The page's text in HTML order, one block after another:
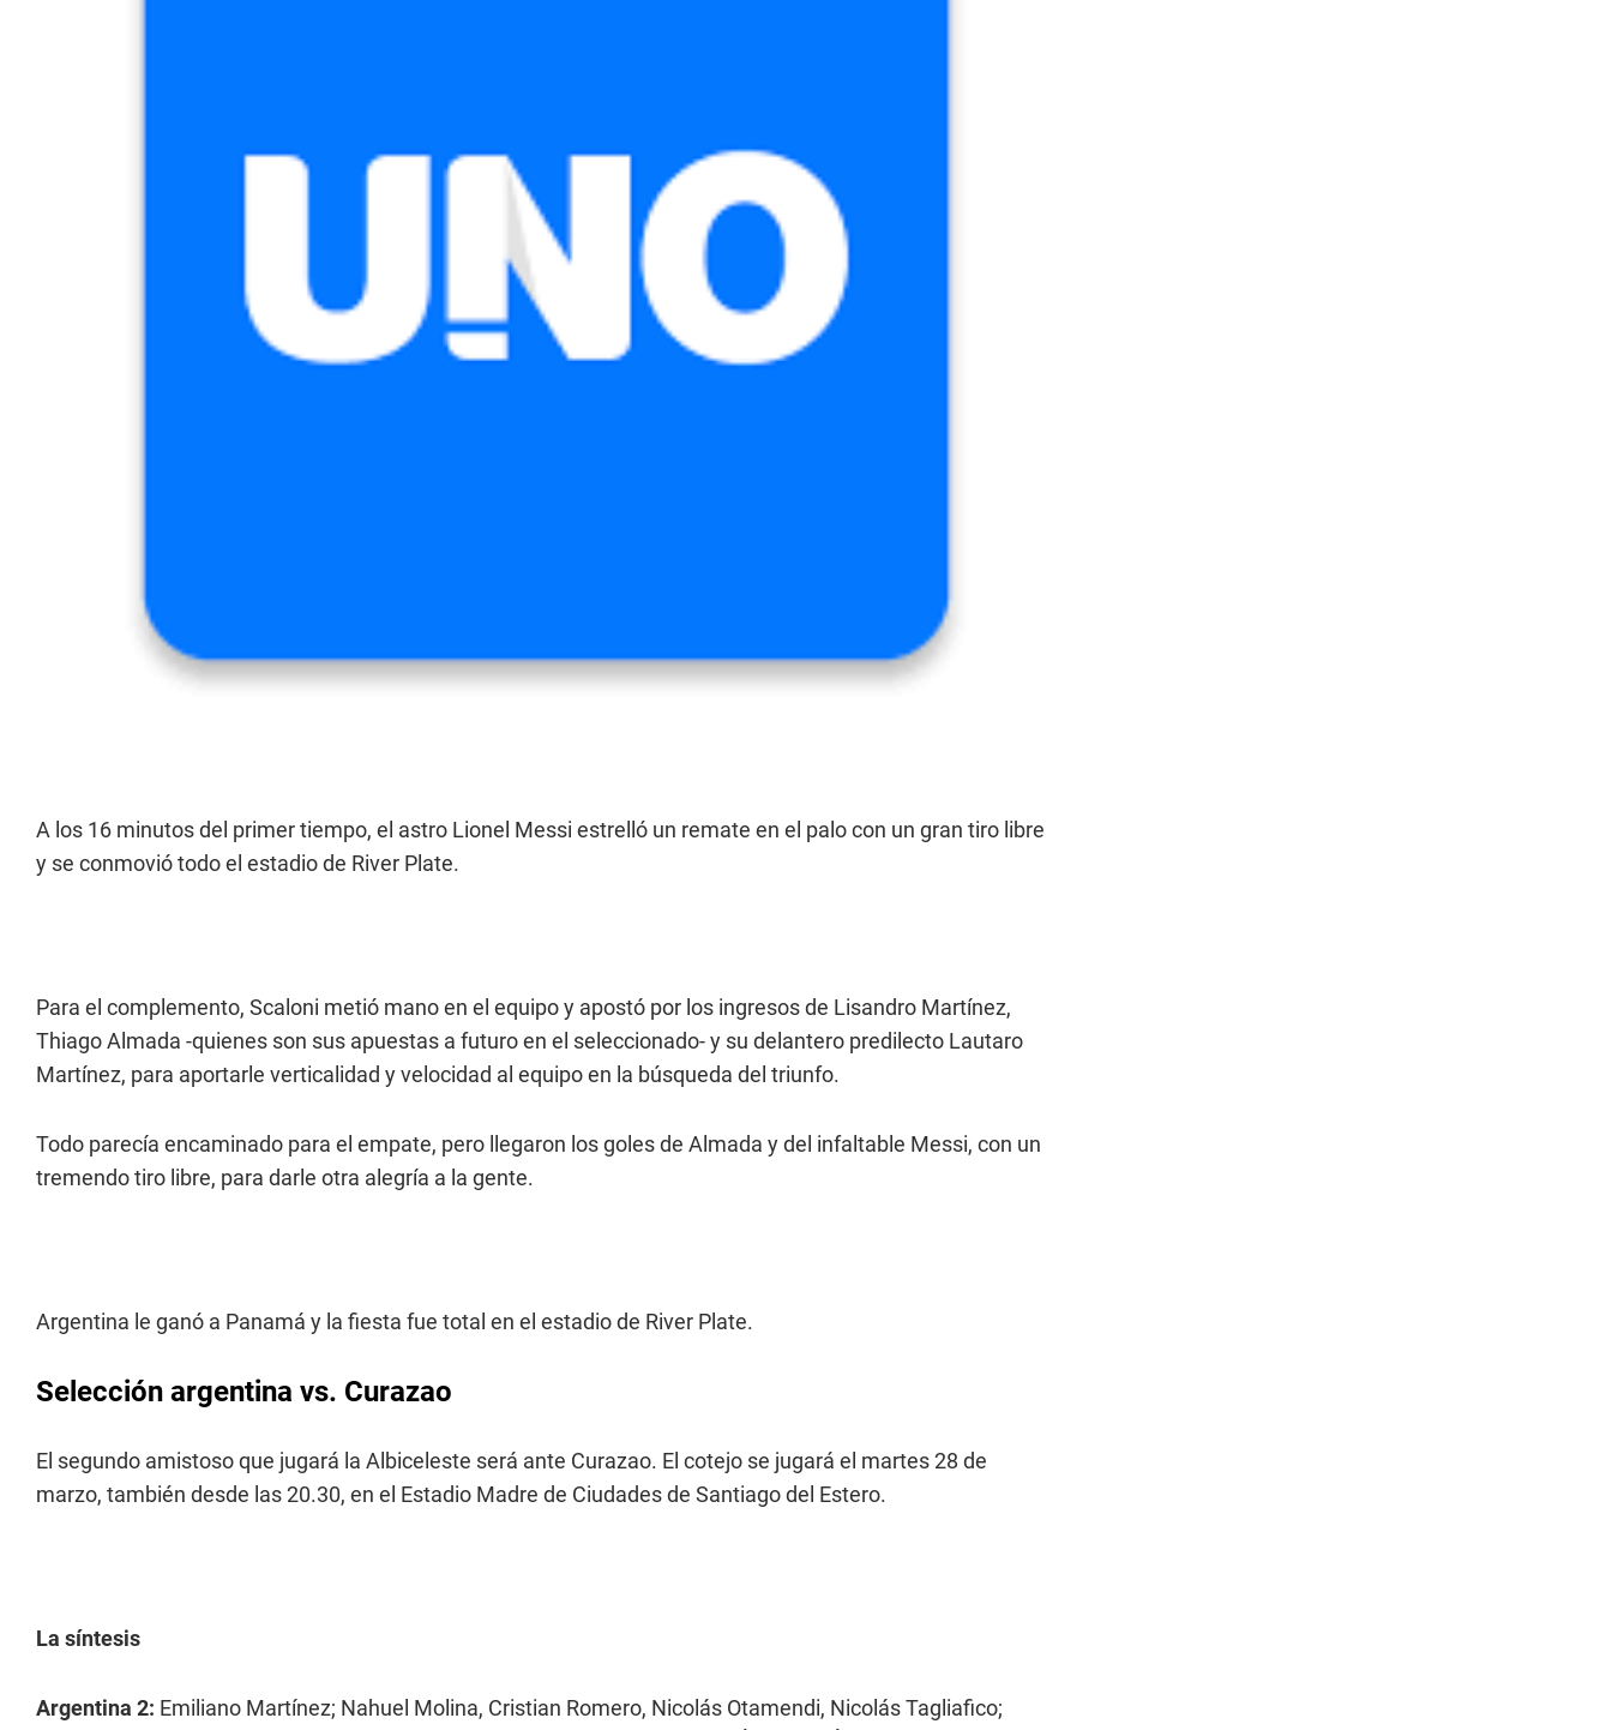
A los 16 minutos del primer tiempo, el astro Lionel Messi estrelló un remate en el palo con un gran tiro libre
y se conmovió todo el estadio de River Plate.
Para el complemento, Scaloni metió mano en el equipo y apostó por los ingresos de Lisandro Martínez,
Thiago Almada -quienes son sus apuestas a futuro en el seleccionado- y su delantero predilecto Lautaro
Martínez, para aportarle verticalidad y velocidad al equipo en la búsqueda del triunfo.
Todo parecía encaminado para el empate, pero llegaron los goles de Almada y del infaltable Messi, con un
tremendo tiro libre, para darle otra alegría a la gente.
Argentina le ganó a Panamá y la fiesta fue total en el estadio de River Plate.
Selección argentina vs. Curazao
El segundo amistoso que jugará la Albiceleste será ante Curazao. El cotejo se jugará el martes 28 de
marzo, también desde las 20.30, en el Estadio Madre de Ciudades de Santiago del Estero.
La síntesis
Argentina 2: Emiliano Martínez; Nahuel Molina, Cristian Romero, Nicolás Otamendi, Nicolás Tagliafico;